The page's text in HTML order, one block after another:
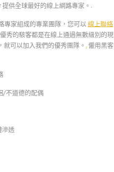
提供全球最好的線上網路專家。.
專家組成的專業團隊，您可以 線上聯絡
秀的駭客都是在線上通過無數級別的現
可以加入我們的優秀團隊。 .僱用黑客
/不道德的配偶
透